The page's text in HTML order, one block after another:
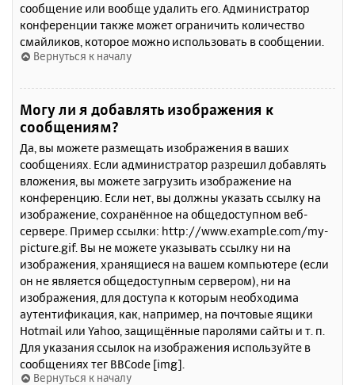
сообщение или вообще удалить его. Администратор
конференции также может ограничить количество
смайликов, которое можно использовать в сообщении.
Вернуться к началу
Могу ли я добавлять изображения к
сообщениям?
Да, вы можете размещать изображения в ваших
сообщениях. Если администратор разрешил добавлять
вложения, вы можете загрузить изображение на
конференцию. Если нет, вы должны указать ссылку на
изображение, сохранённое на общедоступном веб-
сервере. Пример ссылки: http://www.example.com/my-
picture.gif. Вы не можете указывать ссылку ни на
изображения, хранящиеся на вашем компьютере (если
он не является общедоступным сервером), ни на
изображения, для доступа к которым необходима
аутентификация, как, например, на почтовые ящики
Hotmail или Yahoo, защищённые паролями сайты и т. п.
Для указания ссылок на изображения используйте в
сообщениях тег BBCode [img].
Вернуться к началу